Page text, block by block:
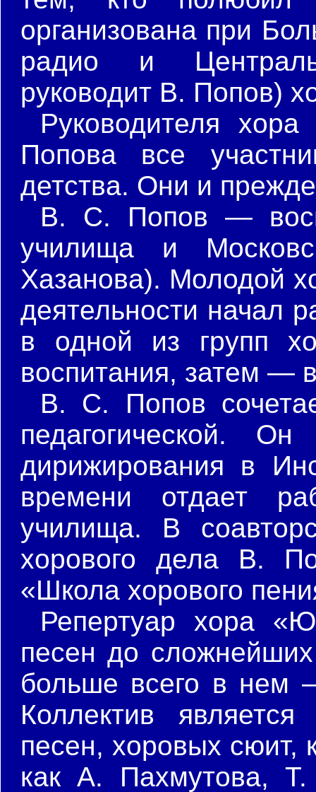
организована при
радио и
руководит В. Попов)
Руководителя
Попова все
детства. Они и
В. С. Попов —
училища и
Хазанова). Молодой
деятельности начал
в одной из групп
воспитания, затем —
В. С. Попов
педагогической.
дирижирования в
времени отдает
училища. В
хорового дела В.
«Школа хорового
Репертуар хора
песен до сложнейших
больше всего в нем
Коллектив
песен, хоровых сюит,
как А. Пахмутова,